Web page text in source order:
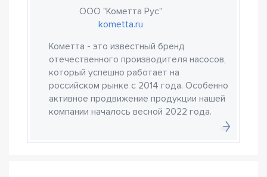
ООО "Кометта Рус"
kometta.ru
Кометта - это известный бренд
отечественного производителя насосов,
который успешно работает на
российском рынке с 2014 года. Особенно
активное продвижение продукции нашей
компании началось весной 2022 года.